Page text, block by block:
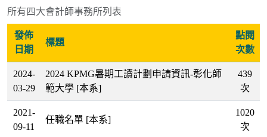
所有四大會計師事務所列表
發佈
日期
標題
點閱
次數
2024-
03-29
2024 KPMG暑期工讀計劃申請資訊-彰化師
範大學 [本系]
439
次
2021-
09-11
任職名單 [本系]
1020
次